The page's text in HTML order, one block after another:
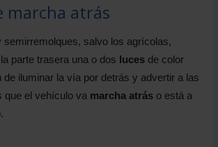
marcha atrás
semirremolques, salvo los agrícolas,
parte trasera una o dos lucesde color
de iluminar la vía por detrás y advertir a las
que el vehículo va marcha atráso está a